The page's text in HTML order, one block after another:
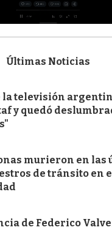
Últimas Noticias
la televisión
y quedó
murieron en las
de tránsito en
de Federico